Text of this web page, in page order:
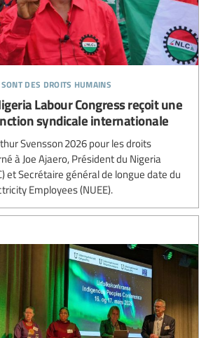
des droits humains
Labour Congress reçoit une
syndicale internationale
Svensson 2026 pour les droits
à Joe Ajaero, Président du Nigeria
et Secrétaire général de longue date du
Employees (NUEE).